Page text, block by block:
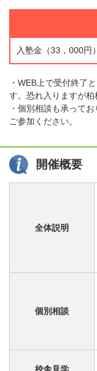
入塾金（33，000円
・WEB上で受付終了
す。恐れ入りますが柏
・個別相談も承って
ご参加ください。
開催概要
全体説明
個別相談
校舎見学